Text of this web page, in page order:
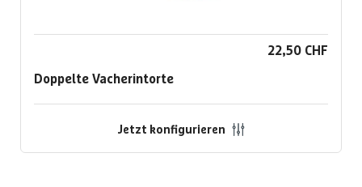
22,50 CHF
Doppelte Vacherintorte
Jetzt konfigurieren